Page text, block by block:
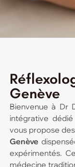
Genève
Bienvenue à Dr
intégrative
vous propose
Genève
expérimentés.
médecine